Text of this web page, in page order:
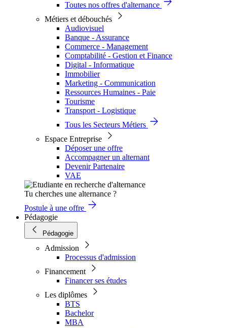
Toutes nos offres d'alternance
Métiers et débouchés
Audiovisuel
Banque - Assurance
Commerce - Management
Comptabilité - Gestion et Finance
Digital - Informatique
Immobilier
Marketing - Communication
Ressources Humaines - Paie
Tourisme
Transport - Logistique
Tous les Secteurs Métiers
Espace Entreprise
Déposer une offre
Accompagner un alternant
Devenir Partenaire
VAE
Tu cherches une alternance ?
Postule à une offre
Pédagogie
Pédagogie
Admission
Processus d'admission
Financement
Financer ses études
Les diplômes
BTS
Bachelor
MBA